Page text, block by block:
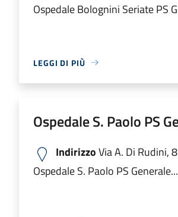
Ospedale Bolognini Seriate PS
LEGGI DI PIÙ
Ospedale S. Paolo PS
IndirizzoVia A. Di Rudini, 8
Ospedale S. Paolo PS Generale...